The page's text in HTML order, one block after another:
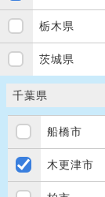
栃木県
茨城県
千葉県
船橋市
木更津市